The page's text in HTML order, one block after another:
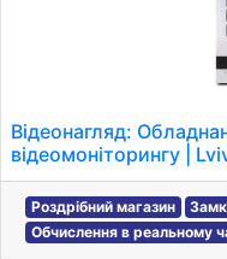
Відеонагляд:
відеомоніторингу |
Роздрібний магазин
Обчислення в реальному